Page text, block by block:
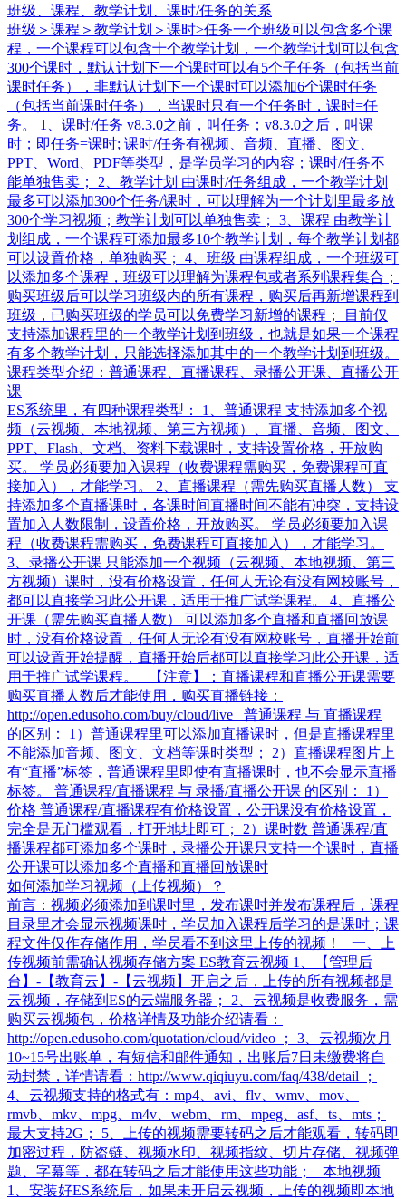
班级、课程、教学计划、课时/任务的关系
班级＞课程＞教学计划＞课时≥任务​ 一个班级可以包含多个课
程，一个课程可以包含十个教学计划，一个教学计划可以包含
300个课时，默认计划下一个课时可以有5个子任务（包括当前
课时任务），非默认计划下一个课时可以添加6个课时任务
（包括当前课时任务），当课时只有一个任务时，课时=任
务。 1、课时/任务 v8.3.0之前，叫任务；v8.3.0之后，叫课
时；即任务=课时; 课时/任务有视频、音频、直播、图文、
PPT、Word、PDF等类型，是学员学习的内容；课时/任务不
能单独售卖； 2、教学计划 由课时/任务组成，一个教学计划
最多可以添加300个任务/课时，可以理解为一个计划里最多放
300个学习视频；教学计划可以单独售卖； 3、课程 由教学计
划组成，一个课程可添加最多10个教学计划，每个教学计划都
可以设置价格，单独购买； 4、班级 由课程组成，一个班级可
以添加多个课程，班级可以理解为课程包或者系列课程集合；
购买班级后可以学习班级内的所有课程，购买后再新增课程到
班级，已购买班级的学员可以免费学习新增的课程； 目前仅
支持添加课程里的一个教学计划到班级，也就是如果一个课程
有多个教学计划，只能选择添加其中的一个教学计划到班级。
课程类型介绍：普通课程、直播课程、录播公开课、直播公开
课
ES系统里，有四种课程类型： 1、普通课程 支持添加多个视
频（云视频、本地视频、第三方视频）、直播、音频、图文、
PPT、Flash、文档、资料下载课时，支持设置价格，开放购
买。 学员必须要加入课程（收费课程需购买，免费课程可直
接加入），才能学习。 2、直播课程（需先购买直播人数） 支
持添加多个直播课时，各课时间直播时间不能有冲突，支持设
置加入人数限制，设置价格，开放购买。 学员必须要加入课
程（收费课程需购买，免费课程可直接加入），才能学习。
3、录播公开课 只能添加一个视频（云视频、本地视频、第三
方视频）课时，没有价格设置，任何人无论有没有网校账号，
都可以直接学习此公开课，适用于推广试学课程。 4、直播公
开课（需先购买直播人数） 可以添加多个直播和直播回放课
时，没有价格设置，任何人无论有没有网校账号，直播开始前
可以设置开始提醒，直播开始后都可以直接学习此公开课，适
用于推广试学课程。 【注意】：直播课程和直播公开课需要
购买直播人数后才能使用，购买直播链接：
http://open.edusoho.com/buy/cloud/live 普通课程 与 直播课程
的区别： 1）普通课程里可以添加直播课时，但是直播课程里
不能添加音频、图文、文档等课时类型； 2）直播课程图片上
有“直播”标签，普通课程里即使有直播课时，也不会显示直播
标签。 普通课程/直播课程 与 录播/直播公开课 的区别： 1）
价格 普通课程/直播课程有价格设置，公开课没有价格设置，
完全是无门槛观看，打开地址即可； 2）课时数 普通课程/直
播课程都可添加多个课时，录播公开课只支持一个课时，直播
公开课可以添加多个直播和直播回放课时
如何添加学习视频（上传视频）？
前言：视频必须添加到课时里，发布课时并发布课程后，课程
目录里才会显示视频课时，学员加入课程后学习的是课时；课
程文件仅作存储作用，学员看不到这里上传的视频！ 一、上
传视频前需确认视频存储方案 ES教育云视频 1、【管理后
台】-【教育云】-【云视频】开启之后，上传的所有视频都是
云视频，存储到ES的云端服务器； 2、云视频是收费服务，需
购买云视频包，价格详情及功能介绍请看：
http://open.edusoho.com/quotation/cloud/video ； 3、云视频次月
10~15号出账单，有短信和邮件通知，出账后7日未缴费将自
动封禁，详情请看：http://www.qiqiuyu.com/faq/438/detail ；
4、云视频支持的格式有：mp4、avi、flv、wmv、mov、
rmvb、mkv、mpg、m4v、webm、rm、mpeg、asf、ts、mts；
最大支持2G； 5、上传的视频需要转码之后才能观看，转码即
加密过程，防盗链、视频水印、视频指纹、切片存储、视频弹
题、字幕等，都在转码之后才能使用这些功能； 本地视频
1、安装好ES系统后，如果未开启云视频，上传的视频即本地